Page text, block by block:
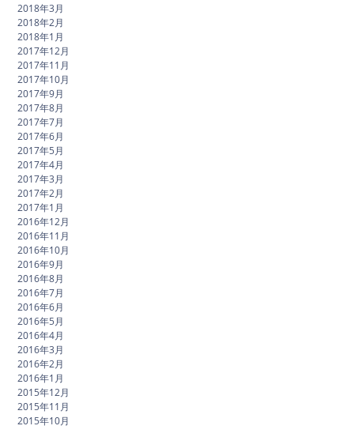
2018年3月
2018年2月
2018年1月
2017年12月
2017年11月
2017年10月
2017年9月
2017年8月
2017年7月
2017年6月
2017年5月
2017年4月
2017年3月
2017年2月
2017年1月
2016年12月
2016年11月
2016年10月
2016年9月
2016年8月
2016年7月
2016年6月
2016年5月
2016年4月
2016年3月
2016年2月
2016年1月
2015年12月
2015年11月
2015年10月